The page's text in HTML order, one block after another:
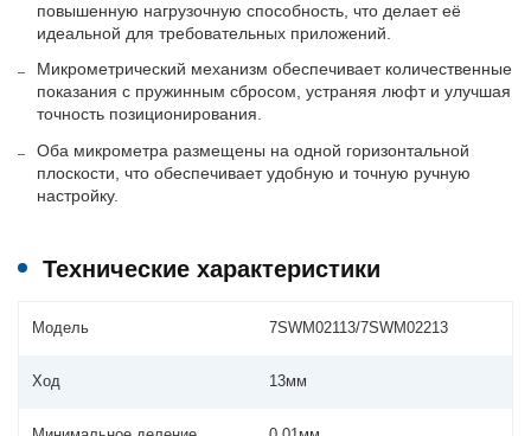
повышенную нагрузочную способность, что делает её
идеальной для требовательных приложений.
Микрометрический механизм обеспечивает количественные
показания с пружинным сбросом, устраняя люфт и улучшая
точность позиционирования.
Оба микрометра размещены на одной горизонтальной
плоскости, что обеспечивает удобную и точную ручную
настройку.
Технические характеристики
Модель 7SWM02113/7SWM02213
Ход 13мм